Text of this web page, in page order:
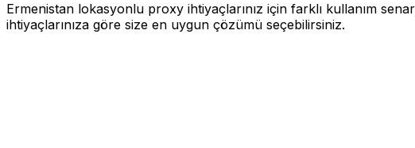
Ermenistan lokasyonlu proxy ihtiyaçlarınız için farklı kullanım
ihtiyaçlarınıza göre size en uygun çözümü seçebilirsiniz.